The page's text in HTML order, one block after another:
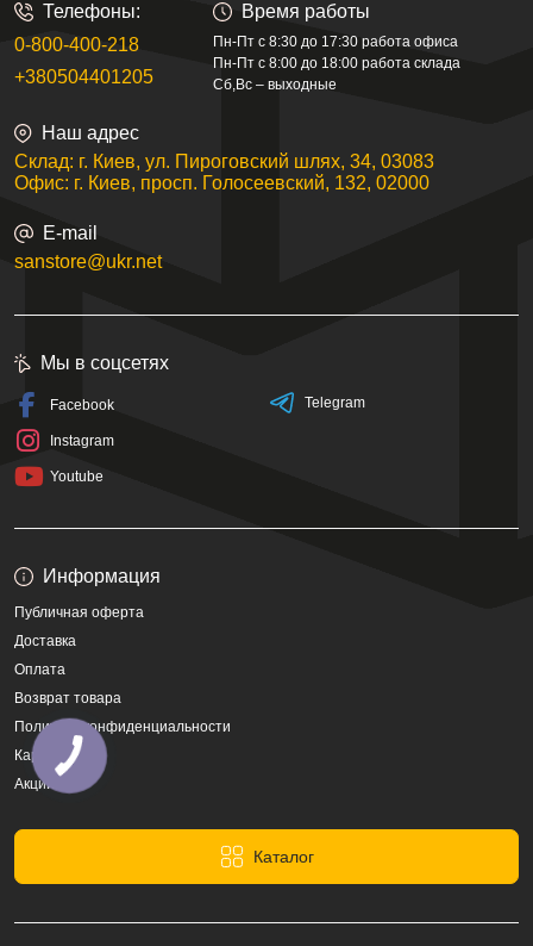
Телефоны:
0-800-400-218
+380504401205
Время работы
Пн-Пт с 8:30 до 17:30 работа офиса
Пн-Пт с 8:00 до 18:00 работа склада
Сб,Вс – выходные
Наш адрес
Склад: г. Киев, ул. Пироговский шлях, 34, 03083
Офис: г. Киев, просп. Голосеевский, 132, 02000
E-mail
sanstore@ukr.net
Информация
Публичная оферта
Доставка
Оплата
Возврат товара
Политика конфиденциальности
Карта сайта
Акции
Каталог
Мы в соцсетях
Facebook
Instagram
Youtube
Telegram